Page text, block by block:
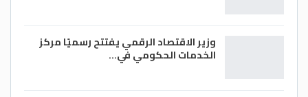
وزير الاقتصاد الرقمي يفتتح رسميًا مركز
الخدمات الحكومي في…